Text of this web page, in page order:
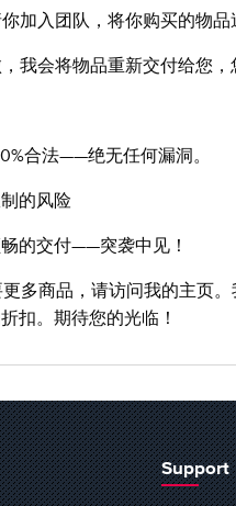
加入团队，将你购买的物品
我会将物品重新交付给您，
合法——绝无任何漏洞。
的风险
的交付——突袭中见！
更多商品，请访问我的主页
扣。期待您的光临！
Support